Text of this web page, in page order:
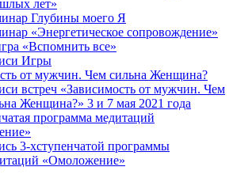
лет»
Глубины моего Я
«Энергетическое сопровождение»
«Вспомнить все»
Игры
от мужчин. Чем сильна Женщина?
встреч «Зависимость от мужчин. Чем
Женщина?» 3 и 7 мая 2021 года
программа медитаций
3-хступенчатой программы
«Омоложение»